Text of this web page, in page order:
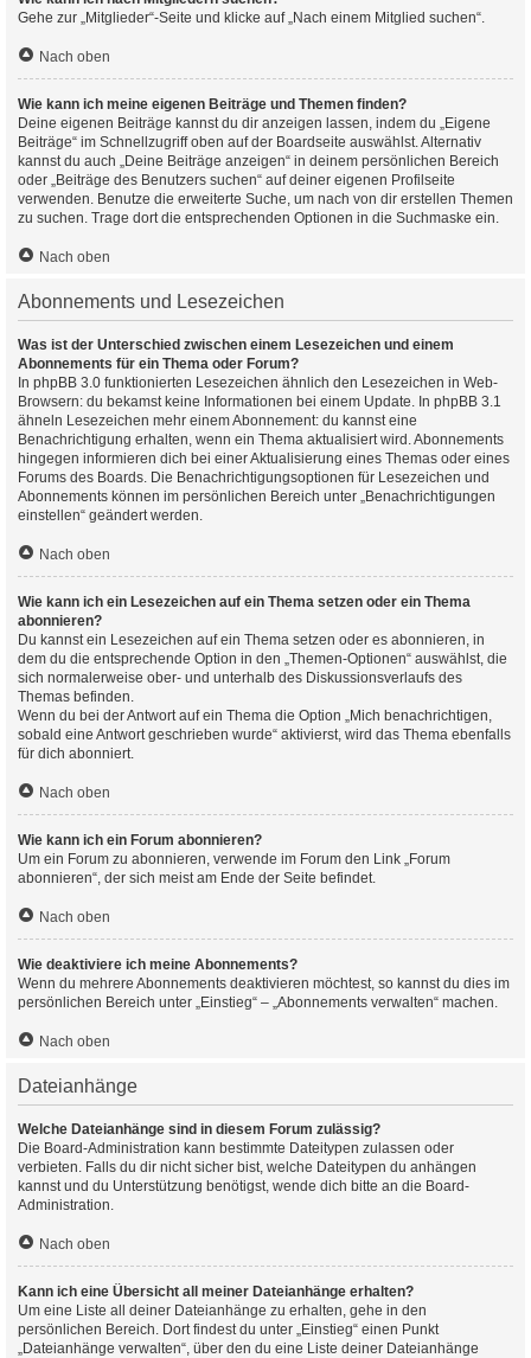
Gehe zur „Mitglieder“-Seite und klicke auf „Nach einem Mitglied suchen“.
Nach oben
Wie kann ich meine eigenen Beiträge und Themen finden?
Deine eigenen Beiträge kannst du dir anzeigen lassen, indem du „Eigene
Beiträge“ im Schnellzugriff oben auf der Boardseite auswählst. Alternativ
kannst du auch „Deine Beiträge anzeigen“ in deinem persönlichen Bereich
oder „Beiträge des Benutzers suchen“ auf deiner eigenen Profilseite
verwenden. Benutze die erweiterte Suche, um nach von dir erstellen Themen
zu suchen. Trage dort die entsprechenden Optionen in die Suchmaske ein.
Nach oben
Abonnements und Lesezeichen
Was ist der Unterschied zwischen einem Lesezeichen und einem
Abonnements für ein Thema oder Forum?
In phpBB 3.0 funktionierten Lesezeichen ähnlich den Lesezeichen in Web-
Browsern: du bekamst keine Informationen bei einem Update. In phpBB 3.1
ähneln Lesezeichen mehr einem Abonnement: du kannst eine
Benachrichtigung erhalten, wenn ein Thema aktualisiert wird. Abonnements
hingegen informieren dich bei einer Aktualisierung eines Themas oder eines
Forums des Boards. Die Benachrichtigungsoptionen für Lesezeichen und
Abonnements können im persönlichen Bereich unter „Benachrichtigungen
einstellen“ geändert werden.
Nach oben
Wie kann ich ein Lesezeichen auf ein Thema setzen oder ein Thema
abonnieren?
Du kannst ein Lesezeichen auf ein Thema setzen oder es abonnieren, in
dem du die entsprechende Option in den „Themen-Optionen“ auswählst, die
sich normalerweise ober- und unterhalb des Diskussionsverlaufs des
Themas befinden.
Wenn du bei der Antwort auf ein Thema die Option „Mich benachrichtigen,
sobald eine Antwort geschrieben wurde“ aktivierst, wird das Thema ebenfalls
für dich abonniert.
Nach oben
Wie kann ich ein Forum abonnieren?
Um ein Forum zu abonnieren, verwende im Forum den Link „Forum
abonnieren“, der sich meist am Ende der Seite befindet.
Nach oben
Wie deaktiviere ich meine Abonnements?
Wenn du mehrere Abonnements deaktivieren möchtest, so kannst du dies im
persönlichen Bereich unter „Einstieg“ – „Abonnements verwalten“ machen.
Nach oben
Dateianhänge
Welche Dateianhänge sind in diesem Forum zulässig?
Die Board-Administration kann bestimmte Dateitypen zulassen oder
verbieten. Falls du dir nicht sicher bist, welche Dateitypen du anhängen
kannst und du Unterstützung benötigst, wende dich bitte an die Board-
Administration.
Nach oben
Kann ich eine Übersicht all meiner Dateianhänge erhalten?
Um eine Liste all deiner Dateianhänge zu erhalten, gehe in den
persönlichen Bereich. Dort findest du unter „Einstieg“ einen Punkt
„Dateianhänge verwalten“, über den du eine Liste deiner Dateianhänge